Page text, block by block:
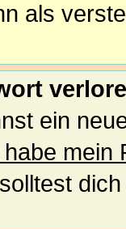
als
ein
habe mein